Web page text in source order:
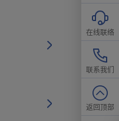
在线联络
联系我们
返回顶部